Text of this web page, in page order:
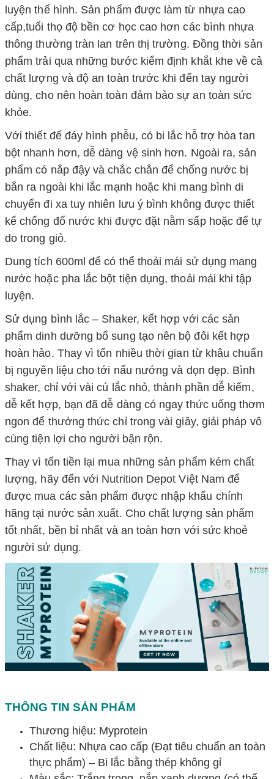
luyện thể hình. Sản phẩm được làm từ nhựa cao
cấp,tuổi thọ độ bền cơ học cao hơn các bình nhựa
thông thường tràn lan trên thị trường. Đồng thời sản
phẩm trải qua những bước kiểm định khắt khe về cả
chất lượng và độ an toàn trước khi đến tay người
dùng, cho nên hoàn toàn đảm bảo sự an toàn sức
khỏe.
Với thiết đế đáy hình phễu, có bi lắc hỗ trợ hòa tan
bột nhanh hơn, dễ dàng vệ sinh hơn. Ngoài ra, sản
phẩm có nắp đậy và chắc chắn để chống nước bị
bắn ra ngoài khi lắc mạnh hoặc khi mang bình di
chuyển đi xa tuy nhiên lưu ý bình không được thiết
kế chống đổ nước khi được đặt nằm sấp hoặc để tự
do trong giỏ.
Dung tích 600ml để có thể thoải mái sử dụng mang
nước hoặc pha lắc bột tiện dụng, thoải mái khi tập
luyện.
Sử dụng bình lắc – Shaker, kết hợp với các sản
phẩm dinh dưỡng bổ sung tạo nên bộ đôi kết hợp
hoàn hảo. Thay vì tốn nhiều thời gian từ khâu chuẩn
bị nguyên liệu cho tới nấu nướng và dọn dẹp. Bình
shaker, chỉ với vài cú lắc nhỏ, thành phần dễ kiếm,
dễ kết hợp, bạn đã dễ dàng có ngay thức uống thơm
ngon để thưởng thức chỉ trong vài giây, giải pháp vô
cùng tiện lợi cho người bận rộn.
Thay vì tốn tiền lại mua những sản phẩm kém chất
lượng, hãy đến với Nutrition Depot Việt Nam để
được mua các sản phẩm được nhập khẩu chính
hãng tại nước sản xuất. Cho chất lượng sản phẩm
tốt nhất, bền bỉ nhất và an toàn hơn với sức khoẻ
người sử dụng.
THÔNG TIN SẢN PHẨM
Thương hiệu: Myprotein
Chất liệu: Nhựa cao cấp (Đạt tiêu chuẩn an toàn
thực phẩm) – Bi lắc bằng thép không gỉ